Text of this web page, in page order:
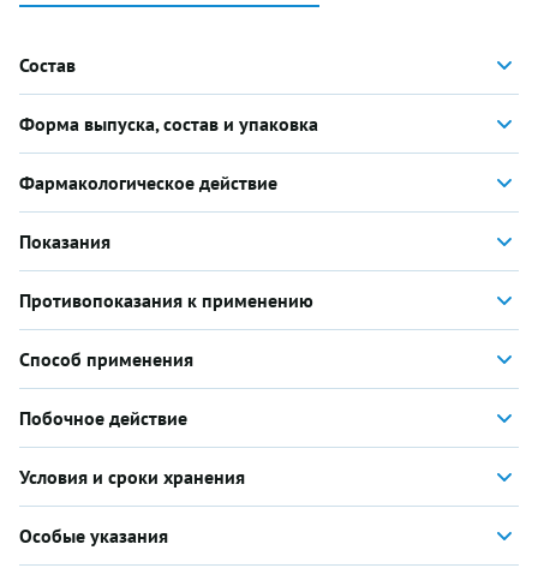
Состав
Форма выпуска, состав и упаковка
Фармакологическое действие
Показания
Противопоказания к применению
Способ применения
Побочное действие
Условия и сроки хранения
Особые указания